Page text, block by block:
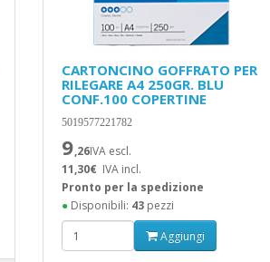
CARTONCINO GOFFRATO PER
RILEGARE A4 250GR. BLU
CONF.100 COPERTINE
5019577221782
9,26IVA escl.
11,30€ IVA incl.
Pronto per la spedizione
●Disponibili: 43pezzi
Aggiungi